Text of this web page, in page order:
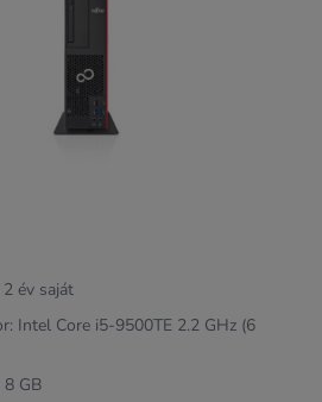
2 év saját
Intel Core i5-9500TE 2.2 GHz (6
8 GB